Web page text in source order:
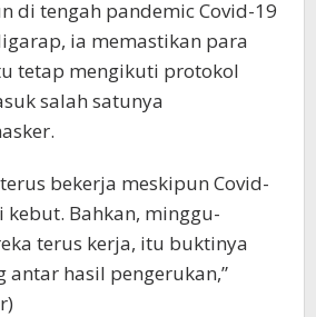
di tengah pandemic Covid-19
ia memastikan para
tetap mengikuti protokol
salah satunya
bekerja meskipun Covid-
kebut. Bahkan, minggu-
terus kerja, itu buktinya
antar hasil pengerukan,”